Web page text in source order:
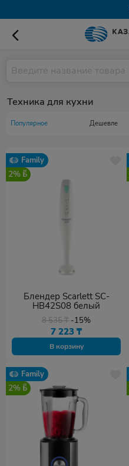
Техника для кухни
Популярное Дешевле
Family
2%
Блендер Scarlett SC-
HB42S08 белый
8 535₸ -15%
7 223₸
В корзину
Family
2%